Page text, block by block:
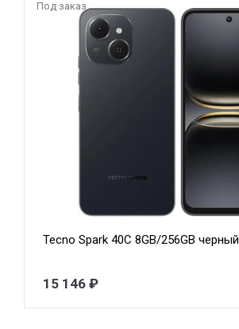
Под заказ
Tecno Spark 40C 8GB/256GB черный
15 146 ₽